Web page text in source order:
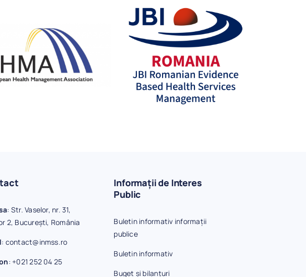
: Str. Vaselor, nr. 31,
2, București, România
: contact@inmss.ro
: +021 252 04 25
Informații de Interes
Public
Buletin informativ informații
publice
Buletin informativ
Buget și bilanțuri